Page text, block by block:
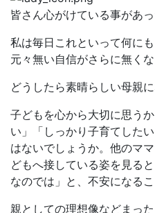
皆さん心がけている事があ
私は毎日これといって何に
元々無い自信がさらに無く
どうしたら素晴らしい母親
子どもを心から大切に思う
い」「しっかり子育てした
はないでしょうか。他のマ
どもへ接している姿を見る
なのでは」と、不安になる
親としての理想像などまっ